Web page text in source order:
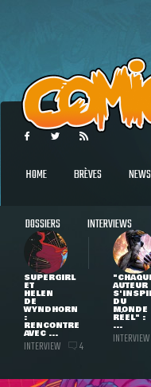
HOME BRÈVES NEWS
DOSSIERS INTERVIEWS
SUPERGIRL
ET
HELEN
DE
WYNDHORN
:
RENCONTRE
AVEC ...
INTERVIEW 4
AUTEUR
DU
MONDE
RÉEL" :
...
INTERVIEW